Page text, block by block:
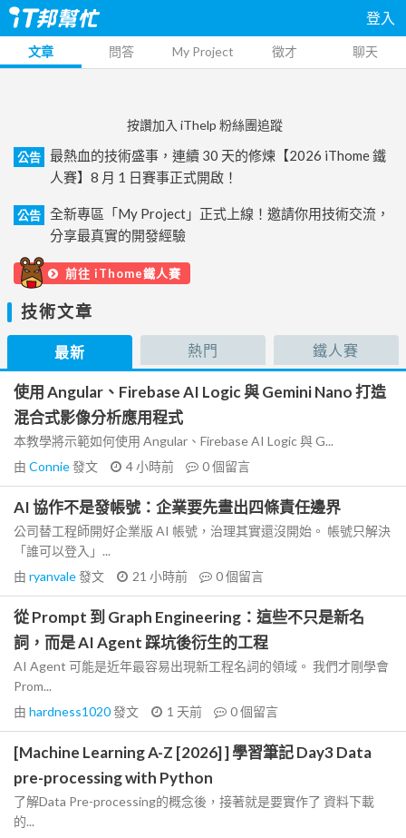
登入
文章 問答 My Project 徵才 聊天
按讚加入 iThelp 粉絲團追蹤
公告
最熱血的技術盛事，連續 30 天的修煉【2026 iThome 鐵
人賽】8 月 1 日賽事正式開啟！
公告
全新專區「My Project」正式上線！邀請你用技術交流，
分享最真實的開發經驗
前往 iThome鐵人賽
技術文章
最新 熱門 鐵人賽
使用 Angular、Firebase AI Logic 與 Gemini Nano 打造
混合式影像分析應用程式
本教學將示範如何使用 Angular、Firebase AI Logic 與 G...
由 Connie發文 4 小時前 0個留言
AI 協作不是發帳號：企業要先畫出四條責任邊界
公司替工程師開好企業版 AI 帳號，治理其實還沒開始。 帳號只解決
「誰可以登入」...
由 ryanvale發文 21 小時前 0個留言
從 Prompt 到 Graph Engineering：這些不只是新名
詞，而是 AI Agent 踩坑後衍生的工程
AI Agent 可能是近年最容易出現新工程名詞的領域。 我們才剛學會
Prom...
由 hardness1020發文 1 天前 0個留言
[Machine Learning A-Z [2026] ] 學習筆記 Day3 Data
pre-processing with Python
了解Data Pre-processing的概念後，接著就是要實作了 資料下載
的...